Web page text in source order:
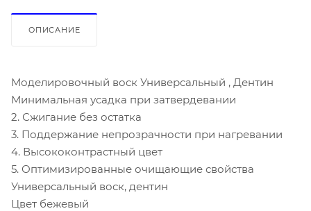
ОПИСАНИЕ
Моделировочный воск Универсальный , Дентин
Минимальная усадка при затвердевании
2. Сжигание без остатка
3. Поддержание непрозрачности при нагревании
4. Высококонтрастный цвет
5. Оптимизированные очищающие свойства
Универсальный воск, дентин
Цвет бежевый